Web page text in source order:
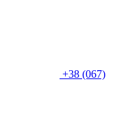
+38 (067)